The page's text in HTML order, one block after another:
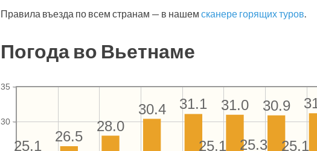
Правила въезда по всем странам — в нашем сканере горящих туров.
Погода во Вьетнаме